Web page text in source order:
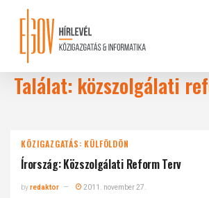
content
Találat: közszolgálati
KÖZIGAZGATÁS: KÜLFÖLDÖN
Írország: Közszolgálati Reform Terv
byredaktor 2011. november 27.